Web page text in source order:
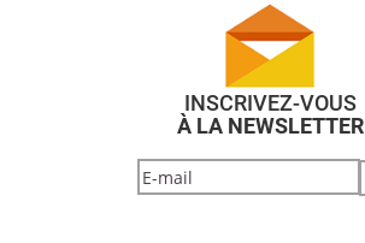
INSCRIVEZ-VOUS
À LA NEWSLETTER